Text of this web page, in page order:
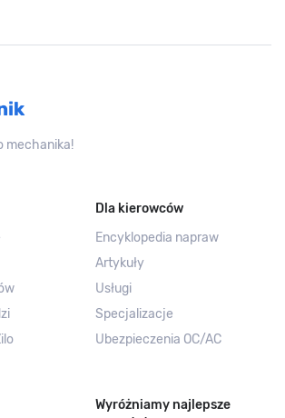
mechanika!
Dla kierowców
Encyklopedia napraw
Artykuły
Usługi
Specjalizacje
Ubezpieczenia OC/AC
Wyróżniamy najlepsze